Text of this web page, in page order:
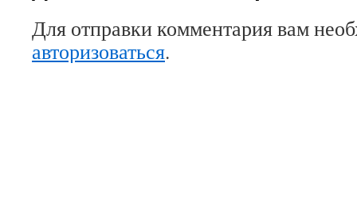
Для отправки комментария вам
авторизоваться.